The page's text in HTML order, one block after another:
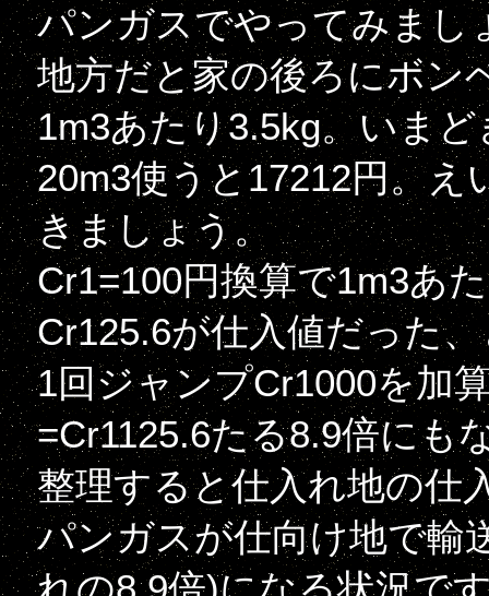
パンガスでやってみまし
地方だと家の後ろにボン
1m3あたり3.5kg。いま
20m3使うと17212円。
きましょう。
Cr1=100円換算で1m3あ
Cr125.6が仕入値だった
1回ジャンプCr1000を加
=Cr1125.6たる8.9倍にも
整理すると仕入れ地の仕
パンガスが仕向け地で輸